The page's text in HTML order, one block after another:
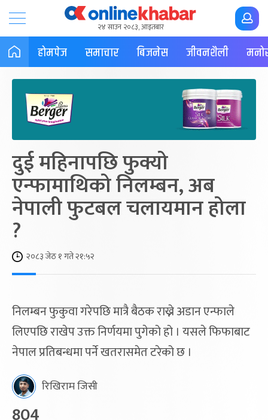
२४ साउन २०८३, आइतबार
होमपेज समाचार बिजनेस जीवनशैली
दुई महिनापछि फुक्यो
एन्फामाथिको निलम्बन, अब
नेपाली फुटबल चलायमान होला
?
२०८३ जेठ १ गते २१:५२
निलम्बन फुकुवा गरेपछि मात्रै बैठक राख्ने अडान एन्फाले
लिएपछि राखेप उक्त निर्णयमा पुगेको हो । यसले फिफाबाट
नेपाल प्रतिबन्धमा पर्ने खतरासमेत टरेको छ ।
रिखिराम जिसी